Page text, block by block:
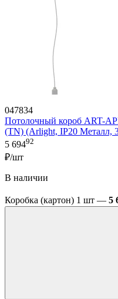
047834
Потолочный короб ART-
(TN) (Arlight, IP20 Металл,
5 69492
₽/шт
В наличии
Коробка (картон) 1 шт — 5